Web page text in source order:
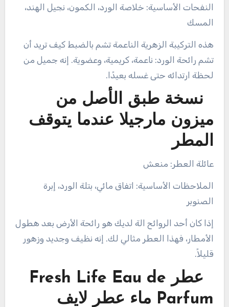
النفحات الأساسية: خلاصة الورد، الكمون، نجيل الهند،
المسك
هذه التركيبة الزهرية الناعمة تشم بالضبط كيف تريد أن
تشم رائحة الورد: ناعمة، كريمية، وعضوية. إنه جميل من
لحظة ارتدائه حتى غسله بعيدًا.
نسخة طبق الأصل من
ميزون مارجيلا عندما يتوقف
المطر
عائلة العطر: منعش
الملاحظات الأساسية: اتفاق مائي، بتلة الورد، إبرة
الصنوبر
إذا كان أحد الروائح الة لديك هو رائحة الأرض بعد هطول
الأمطار، فهذا العطر مثالي لك. إنه نظيف وجديد وزهور
قليلاً.
عطر Fresh Life Eau de
Parfum ماء عطر لايف